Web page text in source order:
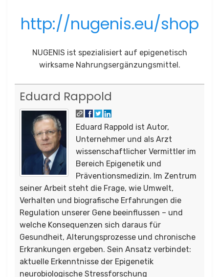
http://nugenis.eu/shop
NUGENIS ist spezialisiert auf epigenetisch
wirksame Nahrungsergänzungsmittel.
Eduard Rappold
Eduard Rappold ist Autor,
Unternehmer und als Arzt
wissenschaftlicher Vermittler im
Bereich Epigenetik und
Präventionsmedizin. Im Zentrum
seiner Arbeit steht die Frage, wie Umwelt,
Verhalten und biografische Erfahrungen die
Regulation unserer Gene beeinflussen – und
welche Konsequenzen sich daraus für
Gesundheit, Alterungsprozesse und chronische
Erkrankungen ergeben. Sein Ansatz verbindet:
aktuelle Erkenntnisse der Epigenetik
neurobiologische Stressforschung